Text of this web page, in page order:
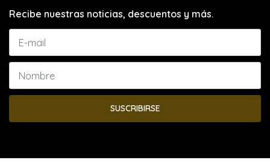
Recibe nuestras noticias, descuentos y más.
SUSCRIBIRSE